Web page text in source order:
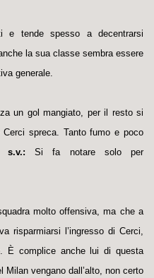
tende spesso a decentrarsi
la sua classe sembra essere
generale.
un gol mangiato, per il resto si
spreca. Tanto fumo e poco
s.v.: Si fa notare solo per
molto offensiva, ma che a
risparmiarsi l’ingresso di Cerci,
È complice anche lui di questa
vengano dall’alto, non certo